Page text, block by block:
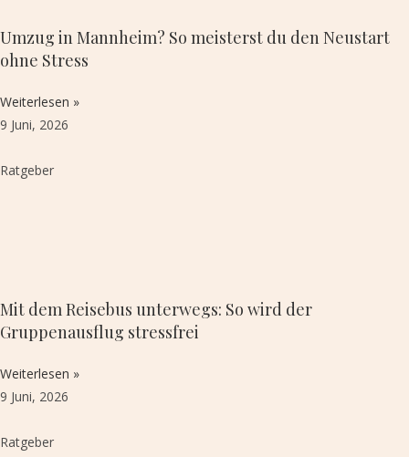
Umzug in Mannheim? So meisterst du den Neustart
ohne Stress
Weiterlesen »
9 Juni, 2026
Ratgeber
Mit dem Reisebus unterwegs: So wird der
Gruppenausflug stressfrei
Weiterlesen »
9 Juni, 2026
Ratgeber